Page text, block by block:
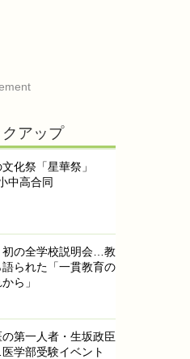
アップ
化祭「星華祭」
中高合同
初の全学校説明会…教
られた「一貫教育の
ら」
第一人者・生坂政臣
学部受験イベント